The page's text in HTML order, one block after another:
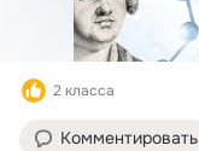
2 класса
Комментировать